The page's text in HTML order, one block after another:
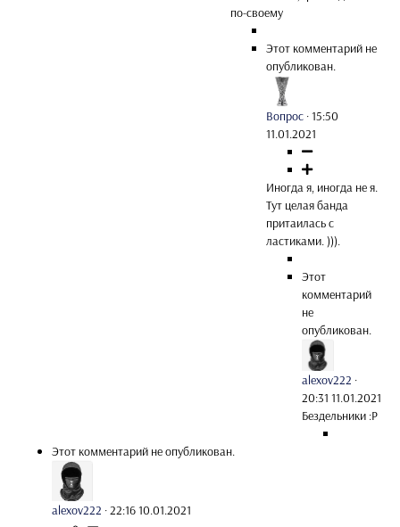
по-своему
Этот комментарий не
опубликован.
Вопрос ·15:50
11.01.2021
Иногда я, иногда не я.
Тут целая банда
притаилась с
ластиками. ))).
Этот
комментарий
не
опубликован.
alexov222 ·
20:31 11.01.2021
Бездельники :P
Этот комментарий не опубликован.
alexov222 ·22:16 10.01.2021